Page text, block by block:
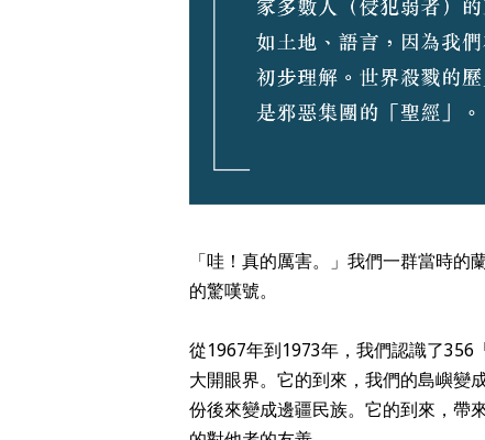
「哇！真的厲害。」我們一群當時
的驚嘆號。
從1967年到1973年，我們認識了356
大開眼界。它的到來，我們的島嶼變
份後來變成邊疆民族。它的到來，帶